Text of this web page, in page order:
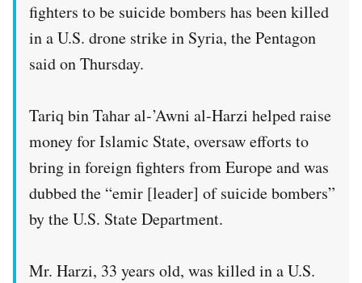
CALENDARIO
AREA PERSONALE
Area Personale
Newsletter
Notifiche mobile
Regala il Post
Hai bisogno di aiuto?
Esci
fighters to be suicide bombers has been killed
in a U.S. drone strike in Syria, the Pentagon
said on Thursday.
Tariq bin Tahar al-’Awni al-Harzi helped raise
money for Islamic State, oversaw efforts to
bring in foreign fighters from Europe and was
dubbed the “emir [leader] of suicide bombers”
by the U.S. State Department.
Mr. Harzi, 33 years old, was killed in a U.S.